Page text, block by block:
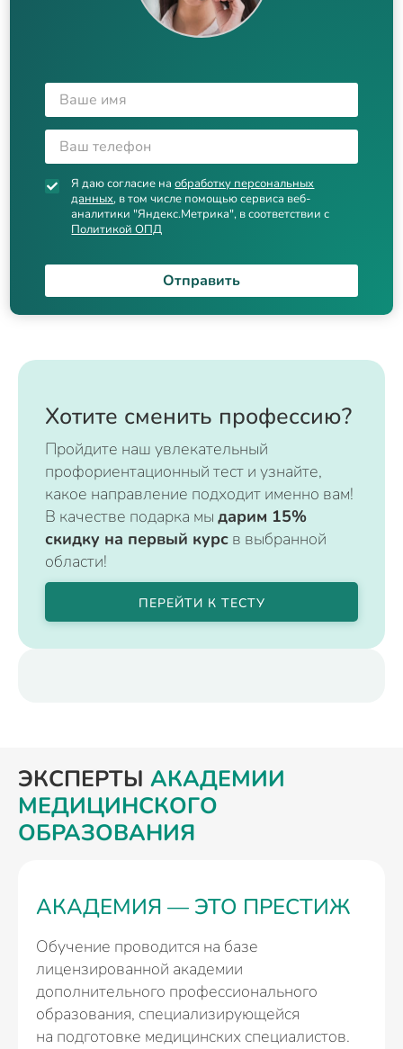
Я даю согласие наобработку персональных
данных, в том числе помощью сервиса веб-
аналитики "Яндекс.Метрика", в соответствии с
Политикой ОПД
Отправить
Хотите сменить профессию?
Пройдите наш увлекательный
профориентационный тест и узнайте,
какое направление подходит именно вам!
В качестве подарка мы дарим 15%
скидку на первый курс в выбранной
области!
ПЕРЕЙТИ К ТЕСТУ
ЭКСПЕРТЫ АКАДЕМИИ
МЕДИЦИНСКОГО
ОБРАЗОВАНИЯ
АКАДЕМИЯ — ЭТО ПРЕСТИЖ
Обучение проводится на базе
лицензированной академии
дополнительного профессионального
образования, специализирующейся
на подготовке медицинских специалистов.